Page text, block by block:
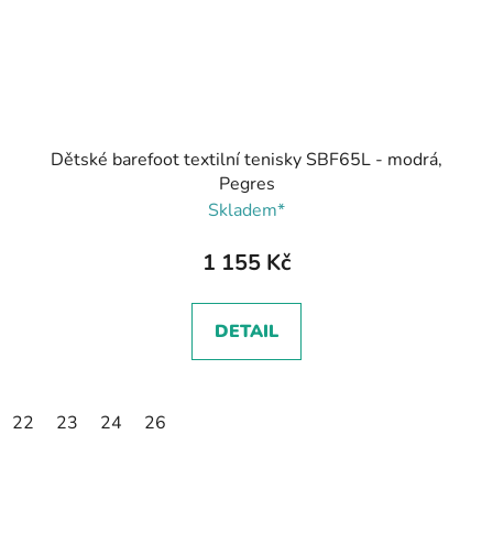
Dětské barefoot textilní tenisky SBF65L - modrá,
Pegres
Skladem*
1 155 Kč
DETAIL
22 23 24 26